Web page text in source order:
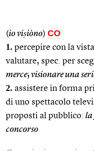
(io viṣiòno) CO
1. percepire con la
valutare, spec. per
merce; visionare una
2. assistere in forma
di uno spettacolo
proposti al pubblico: la
concorso